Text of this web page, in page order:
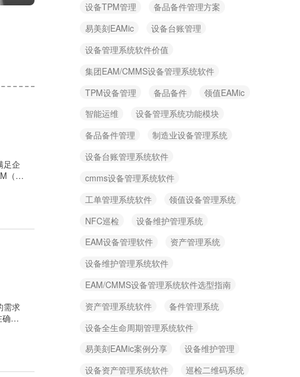
足企
（E
需求
定
施
设备TPM管理
备品备件管理方案
易美刻EAMic
设备台账管理
设备管理系统软件价值
集团EAM/CMMS设备管理系统软件
TPM设备管理
备品备件
领值EAMic
智能运维
设备管理系统功能模块
备品备件管理
制造业设备管理系统
设备台账管理系统软件
cmms设备管理系统软件
工单管理系统软件
领值设备管理系统
NFC巡检
设备维护管理系统
EAM设备管理软件
资产管理系统
设备维护管理系统软件
EAM/CMMS设备管理系统软件选型指南
资产管理系统软件
备件管理系统
设备全生命周期管理系统软件
易美刻EAMic案例分享
设备维护管理
设备资产管理系统软件
巡检二维码系统